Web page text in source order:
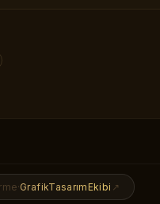
·GrafikTasarımEkibi ↗